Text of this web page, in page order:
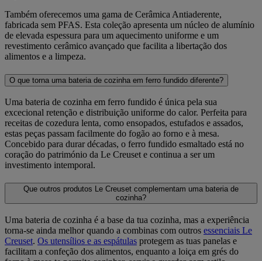
Também oferecemos uma gama de Cerâmica Antiaderente,
fabricada sem PFAS. Esta coleção apresenta um núcleo de alumínio
de elevada espessura para um aquecimento uniforme e um
revestimento cerâmico avançado que facilita a libertação dos
alimentos e a limpeza.
O que torna uma bateria de cozinha em ferro fundido diferente?
Uma bateria de cozinha em ferro fundido é única pela sua
excecional retenção e distribuição uniforme do calor. Perfeita para
receitas de cozedura lenta, como ensopados, estufados e assados,
estas peças passam facilmente do fogão ao forno e à mesa.
Concebido para durar décadas, o ferro fundido esmaltado está no
coração do património da Le Creuset e continua a ser um
investimento intemporal.
Que outros produtos Le Creuset complementam uma bateria de
cozinha?
Uma bateria de cozinha é a base da tua cozinha, mas a experiência
torna-se ainda melhor quando a combinas com outros essenciais Le
Creuset. Os utensílios e as espátulas protegem as tuas panelas e
facilitam a confeção dos alimentos, enquanto a loiça em grés do